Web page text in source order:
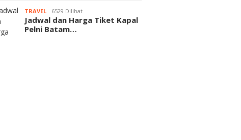
TRAVEL 6529 Dilihat
Jadwal dan Harga Tiket Kapal
Pelni Batam…